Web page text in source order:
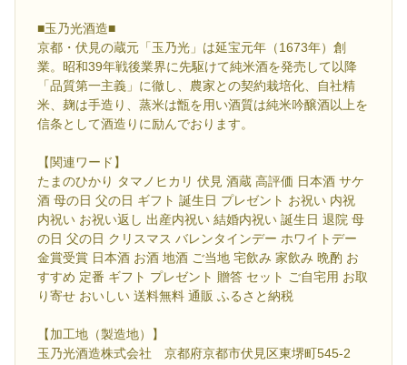
■玉乃光酒造■
京都・伏見の蔵元「玉乃光」は延宝元年（1673年）創
業。昭和39年戦後業界に先駆けて純米酒を発売して以降
「品質第一主義」に徹し、農家との契約栽培化、自社精
米、麹は手造り、蒸米は甑を用い酒質は純米吟醸酒以上を
信条として酒造りに励んでおります。
【関連ワード】
たまのひかり タマノヒカリ 伏見 酒蔵 高評価 日本酒 サケ
酒 母の日 父の日 ギフト 誕生日 プレゼント お祝い 内祝
内祝い お祝い返し 出産内祝い 結婚内祝い 誕生日 退院 母
の日 父の日 クリスマス バレンタインデー ホワイトデー
金賞受賞 日本酒 お酒 地酒 ご当地 宅飲み 家飲み 晩酌 お
すすめ 定番 ギフト プレゼント 贈答 セット ご自宅用 お取
り寄せ おいしい 送料無料 通販 ふるさと納税
【加工地（製造地）】
玉乃光酒造株式会社 京都府京都市伏見区東堺町545-2